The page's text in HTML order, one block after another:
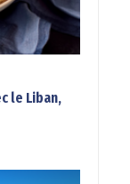
le Liban,